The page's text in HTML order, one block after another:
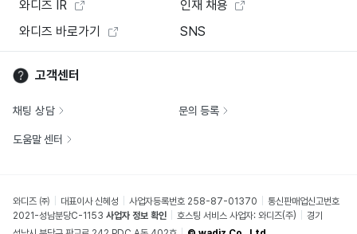
와디즈 IR
인재 채용
와디즈 바로가기
SNS
고객센터
채팅 상담 문의 등록
도움말 센터
와디즈 ㈜ 대표이사 신혜성 사업자등록번호 258-87-01370
통신판매업신고번호
2021-성남분당C-1153 사업자 정보 확인 호스팅 서비스 사업자: 와디즈(주)
경기